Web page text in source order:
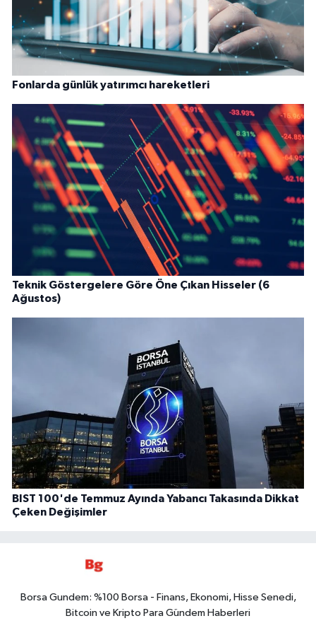
Fonlarda günlük yatırımcı hareketleri
Teknik Göstergelere Göre Öne Çıkan Hisseler (6
Ağustos)
BIST 100'de Temmuz Ayında Yabancı Takasında Dikkat
Çeken Değişimler
Borsa Gundem: %100 Borsa - Finans, Ekonomi, Hisse Senedi,
Bitcoin ve Kripto Para Gündem Haberleri